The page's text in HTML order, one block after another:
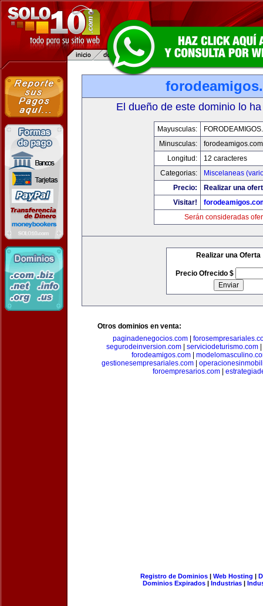
El dueño de este dominio lo
Mayusculas:
Minusculas:
forodeamigos.com
Longitud:
12 caracteres
Categorias:
Miscelaneas
Precio:
Realizar una
Visitar!
Serán consideradas
Realizar una Oferta
Precio Ofrecido $
Otros dominios en venta:
paginadenegocios.com
segurodeinversion.com| serviciodeturismo.com|
forodeamigos.com
gestionesempresariales.com
foroempresarios.com
Registro de Dominios| Web Hosting |
Dominios Expirados | Industrias |